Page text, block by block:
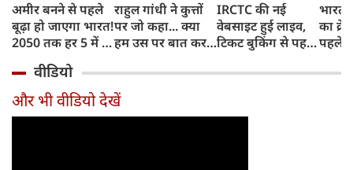
अमीर बनने से पहले
बूढ़ा हो जाएगा भारत!
2050 तक हर 5 में 1
साल से ज्यादा उम्र का
राहुल गांधी ने कुत्तों
पर जो कहा... क्या
हम उस पर बात कर
IRCTC की नई
वेबसाइट हुई लाइव,
टिकट बुकिंग से पहले
काम, जानें पूरा
भारत
का
पहले
और
वीडियो
और भी वीडियो देखें